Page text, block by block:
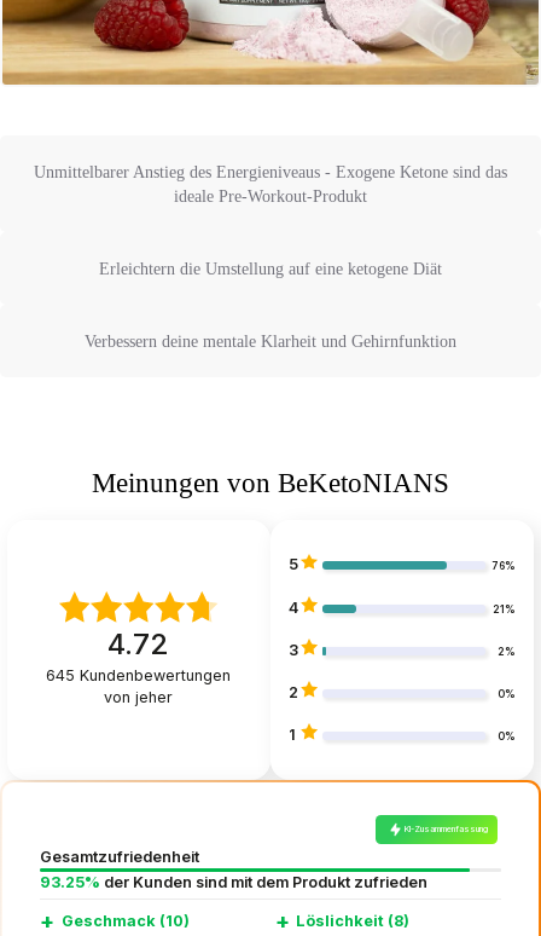
Unmittelbarer Anstieg des Energieniveaus - Exogene Ketone sind das
ideale Pre-Workout-Produkt
Erleichtern die Umstellung auf eine ketogene Diät
Verbessern deine mentale Klarheit und Gehirnfunktion
Meinungen von BeKetoNIANS
4.72
645 Kundenbewertungen
von jeher
5 76%
4 21%
3 2%
2 0%
1 0%
KI-Zusammenfassung
Gesamtzufriedenheit
93.25% der Kunden sind mit dem Produkt zufrieden
+ Geschmack (10)
+ Löslichkeit (8)